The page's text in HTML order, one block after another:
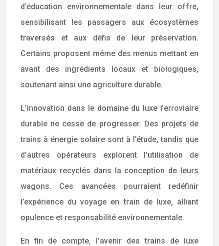
d’éducation environnementale dans leur offre,
sensibilisant les passagers aux écosystèmes
traversés et aux défis de leur préservation.
Certains proposent même des menus mettant en
avant des ingrédients locaux et biologiques,
soutenant ainsi une agriculture durable.
L’innovation dans le domaine du luxe ferroviaire
durable ne cesse de progresser. Des projets de
trains à énergie solaire sont à l’étude, tandis que
d’autres opérateurs explorent l’utilisation de
matériaux recyclés dans la conception de leurs
wagons. Ces avancées pourraient redéfinir
l’expérience du voyage en train de luxe, alliant
opulence et responsabilité environnementale.
En fin de compte, l’avenir des trains de luxe